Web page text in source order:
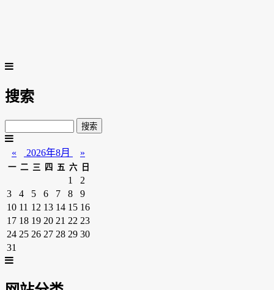
搜索
« 2026年8月 »
一 二 三 四 五 六 日
1
2
3
4 5 6 7 8
9
10 11 12 13 14 15 16
17 18 19 20 21 22 23
24 25 26 27 28 29 30
31